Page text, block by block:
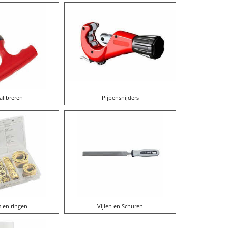
Pijpensnijders
en ringen Vijlen en Schuren